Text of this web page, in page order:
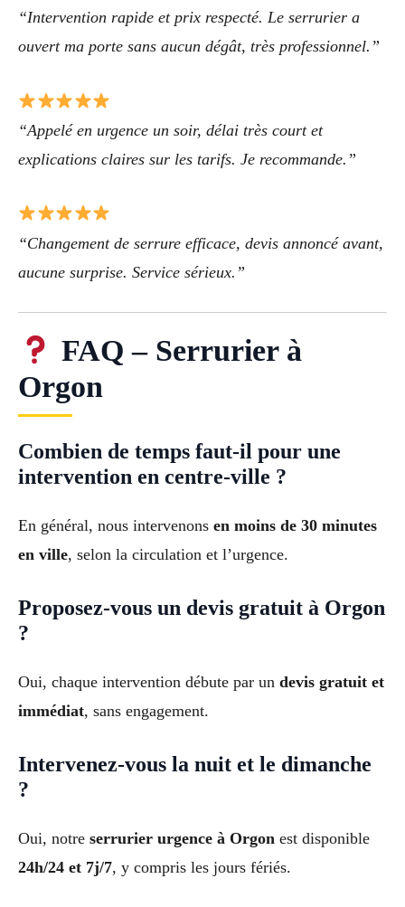
“Intervention rapide et prix respecté. Le serrurier a
ouvert ma porte sans aucun dégât, très professionnel.”
“Appelé en urgence un soir, délai très court et
explications claires sur les tarifs. Je recommande.”
“Changement de serrure efficace, devis annoncé avant,
aucune surprise. Service sérieux.”
FAQ – Serrurier à
Orgon
Combien de temps faut-il pour une
intervention en centre-ville ?
En général, nous intervenons en moins de 30 minutes
en ville, selon la circulation et l’urgence.
Proposez-vous un devis gratuit à Orgon
?
Oui, chaque intervention débute par un devis gratuit et
immédiat, sans engagement.
Intervenez-vous la nuit et le dimanche
?
Oui, notre serrurier urgence à Orgon est disponible
24h/24 et 7j/7, y compris les jours fériés.